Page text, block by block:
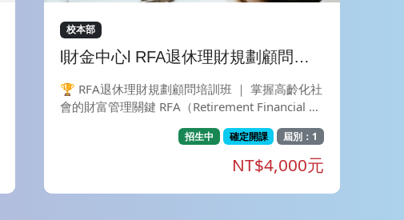
校本部
l財金中心l RFA退休理財規劃顧問培
訓【舊生Pro回流班】
🏆 RFA退休理財規劃顧問培訓班 ｜ 掌握高齡化社
會的財富管理關鍵 RFA（Retirement Financial Ad
本土退休環境設計的培訓與認證證照 。本課程旨
在提升從業者之退休規劃專業素養，建立穩健的財
務觀，並協助客戶進行全方位的「第三人生」準備
。 🚨【課前準備】（為確保您的上課權益，請於
招生中 確定開課 屆別：1
NT$4,000元